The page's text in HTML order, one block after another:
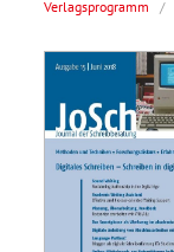
Verlagsprogramm /